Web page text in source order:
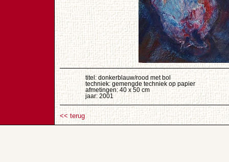
titel: donkerblauw/rood met bol
techniek: gemengde techniek op papier
afmetingen: 40 x 50 cm
jaar: 2001
<< terug